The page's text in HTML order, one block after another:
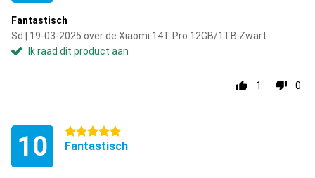
Fantastisch
Sd | 19-03-2025 over de Xiaomi 14T Pro 12GB/1TB Zwart
Ik raad dit product aan
1 0
10 5 sterren
Fantastisch